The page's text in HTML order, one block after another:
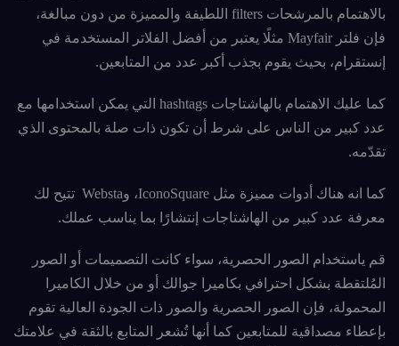
بالاهتمام بالمرشحات filters اللطيفة والمميزة من دون مبالغة،
فإن فلتر Mayfair مثلًا يعتبر من أفضل الفلاتر المستخدمة في
إنستقرام، بحيث يقوم بجذب أكبر عدد من المتابعين.
كما عليك الاهتمام بالهاشتاجات hashtags التي يمكن استخدامها مع
عدد كبير من الناس على شرط أن تكون ذات صلة بالمحتوى الذي
تقدّمه.
كما انه هناك أدوات مميزة مثل IconoSquare، وWebsta تتيح لك
معرفة عدد كبير من الهاشتاجات إنتشارًا بما يناسب عملك.
قم ياستخدام الصور الحصرية، سواء كانت التصميمات أو الصور
المُلتقطة بشكل احترافي بكاميرا جوالك أو من خلال الكاميرا
المحمولة، فإن الصور الحصرية والصور ذات الجودة العالية تقوم
بإعطاء مصداقية للمتابعين كما أنها تُشعر المتابع بالثقة في علامتك